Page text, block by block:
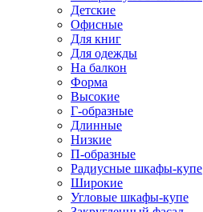
Детские
Офисные
Для книг
Для одежды
На балкон
Форма
Высокие
Г-образные
Длинные
Низкие
П-образные
Радиусные шкафы-купе
Широкие
Угловые шкафы-купе